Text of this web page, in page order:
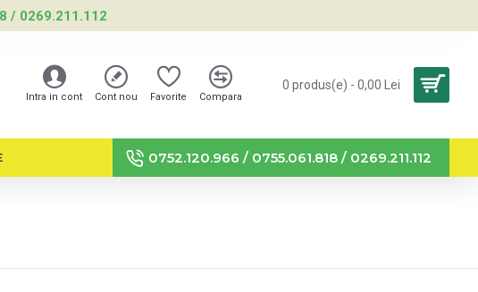
/ 0269.211.112
Intra in cont Cont nou Favorite Compara
0 produs(e) - 0,00 Lei
0752.120.966 / 0755.061.818 / 0269.211.112